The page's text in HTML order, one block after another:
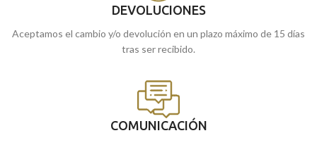
DEVOLUCIONES
Aceptamos el cambio y/o devolución en un plazo máximo de 15 días
tras ser recibido.
COMUNICACIÓN